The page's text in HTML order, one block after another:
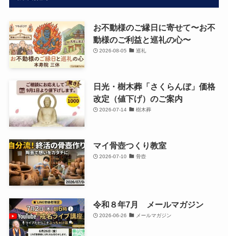
お不動様のご縁日に寄せて〜お不
動様のご利益と巡礼の心〜
2026-08-05 巡礼
日光・樹木葬「さくらんぼ」価格
改定（値下げ）のご案内
2026-07-14 樹木葬
マイ骨壺つくり教室
2026-07-10 骨壺
令和８年7月 メールマガジン
2026-06-26 メールマガジン